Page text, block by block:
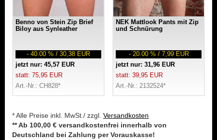
Benno von Stein Zip Brief
Biloy aus Synleather
- 40.00 % / 30,38 EUR
jetzt nur: 45,57 EUR
statt: 75,95 EUR
Art.-Nr.: CH828*
NEK Mattlook Pants mit Zip
und Schnürung
- 20.00 % / 7,99 EUR
jetzt nur: 31,96 EUR
statt: 39,95 EUR
Art.-Nr.: 2132524*
* Alle Preise inkl. MwSt./ zzgl. Versandkosten
** Ab 100,00 € versandkostenfrei innerhalb von
Deutschland bei Zahlung per Vorauskasse!